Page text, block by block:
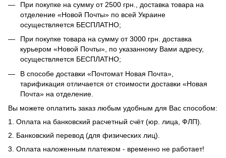
При покупке на сумму от 2500 грн., доставка товара на
отделение «Новой Почты» по всей Украине
осуществляется БЕСПЛАТНО;
При покупке товара на сумму от 3000 грн. доставка
курьером «Новой Почты», по указанному Вами адресу,
осуществляется БЕСПЛАТНО;
В способе доставки «Почтомат Новая Почта»,
тарификация отличается от стоимости доставки «Новая
Почта» на отделение.
Вы можете оплатить заказ любым удобным для Вас способом:
1. Оплата на банковский расчетный счёт (юр. лица, ФЛП).
2. Банковский перевод (для физических лиц).
3. Оплата наложенным платежом - временно не работает!